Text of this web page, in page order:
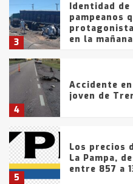
3
Identidad
pampeanos
en la
4
Accidente
joven de
5
Los precios
La Pampa,
entre 857 a